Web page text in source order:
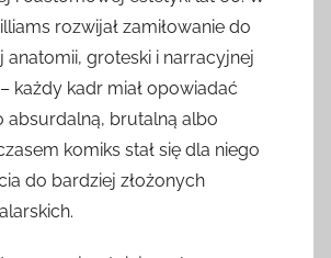
rozwijał zamiłowanie do
anatomii, groteski i narracyjnej
każdy kadr miał opowiadać
absurdalną, brutalną albo
komiks stał się dla niego
do bardziej złożonych